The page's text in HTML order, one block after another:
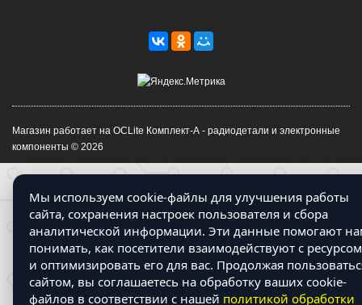
Магазин работает на OCLite Комплект-А - радиодетали и электронные
компоненты © 2026
Мы используем cookie-файлы для улучшения работы
сайта, сохранения настроек пользователя и сбора
аналитической информации. Эти данные помогают
понимать, как посетители взаимодействуют с
и оптимизировать его для вас. Продолжая
сайтом, вы соглашаетесь на обработку ваших cookie-
файлов в соответствии с нашей политикой обработки